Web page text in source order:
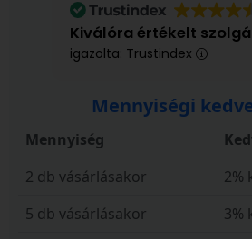
Kiválóra értékelt
igazolta: Trustindex
Mennyiségi
Mennyiség
2 db vásárlásakor
2%
5 db vásárlásakor
3%